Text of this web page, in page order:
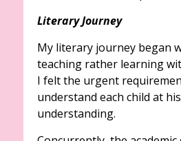
Literary Journey
My literary journey began
teaching rather learning
I felt the urgent
understand each child at
understanding.